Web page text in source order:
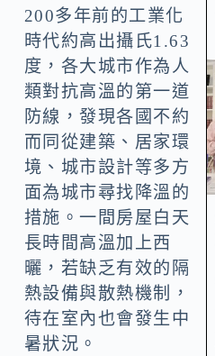
200多年前的工業化
時代約高出攝氏1.63
度，各大城市作為人
類對抗高溫的第一道
防線，發現各國不約
而同從建築、居家環
境、城市設計等多方
面為城市尋找降溫的
措施。一間房屋白天
長時間高溫加上西
曬，若缺乏有效的隔
熱設備與散熱機制，
待在室內也會發生中
暑狀況。